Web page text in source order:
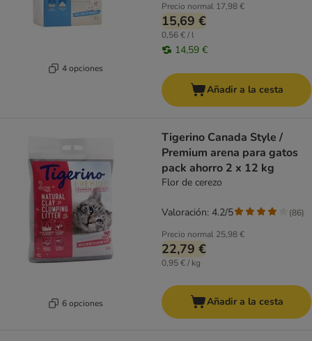
4 opciones
Precio normal 17,98 €
15,69 €
0,56 € / l
14,59 €
Añadir a la cesta
6 opciones
Tigerino Canada Style /
Premium arena para gatos
pack ahorro 2 x 12 kg
Flor de cerezo
Precio normal 25,98 €
22,79 €
0,95 € / kg
Valoración: 4.2/5 (86)
Añadir a la cesta